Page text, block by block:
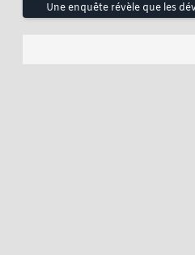
Une enquête révèle que les